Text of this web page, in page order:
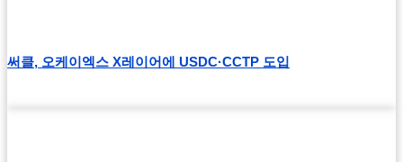
써클, 오케이엑스 X레이어에 USDC·CCTP 도입